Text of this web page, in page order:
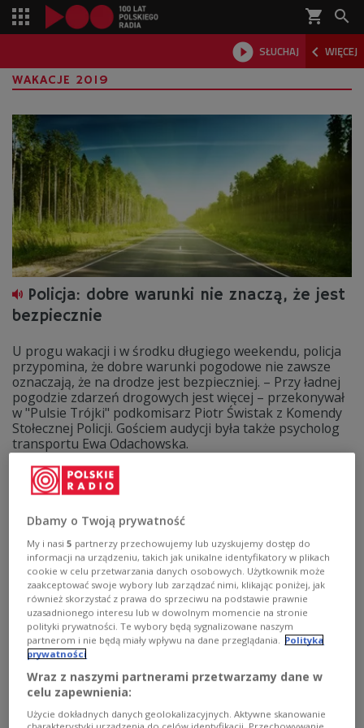
shopping_cart 
 SŁUCHAJ  WIĘCEJ

WAKACJE 2019
Policja: dobre warunki nie znaczą, że jest
bezpiecznie
U progu wakacji i w środku długiego weekendu, policja
przypomina, że dobre warunki pogodowe nie zawsze
oznaczają, że na drodze jest bezpieczniej. – Przy ładnej
pogodzie zdarzeń drogowych jest więcej – przekonywał
w "Pulsie Trójki" podkomisarz Piotr Świstak z Komendy
Stołecznej Policji. Gościem audycji była także psycholog
transportu Ewa Odachowska.
Zobacz więcej na temat:
bezpieczeństwo na drodze
Trójka
PORADNIK
Dziecko na koloniach. Sprawdźmy
wiarygodność organizatora
Dbamy o Twoją prywatność
My i nasi5 partnerzy przechowujemy lub uzyskujemy dostęp do
informacji na urządzeniu, takich jak unikalne identyfikatory w plikach
cookie w celu przetwarzania danych osobowych. Użytkownik może
zaakceptować swoje wybory lub zarządzać nimi, klikając poniżej, jak
również skorzystać z prawa do sprzeciwu na podstawie prawnie
uzasadnionego interesu lub w dowolnym momencie na stronie
polityki prywatności. Te wybory będą sygnalizowane naszym
partnerom i nie będą miały wpływu na dane przeglądania. Polityka
prywatności
Wraz z naszymi partnerami przetwarzamy dane w
celu zapewnienia:
Użycie dokładnych danych geolokalizacyjnych. Aktywne skanowanie